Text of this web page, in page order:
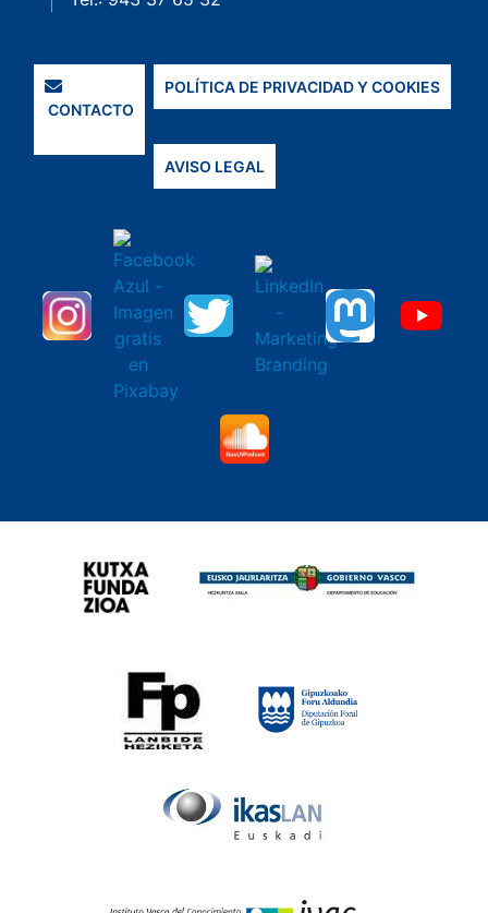
CONTACTO
POLÍTICA DE PRIVACIDAD Y COOKIES
AVISO LEGAL